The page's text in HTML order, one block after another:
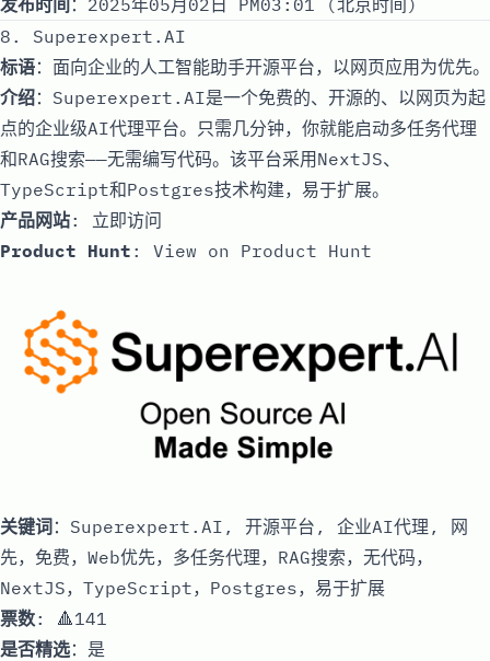
8. Superexpert.AI
标语：面向企业的人工智能助手开源平台，以网页应用为优先。
介绍：Superexpert.AI是一个免费的、开源的、以网页为起
点的企业级AI代理平台。只需几分钟，你就能启动多任务代理
和RAG搜索——无需编写代码。该平台采用NextJS、
TypeScript和Postgres技术构建，易于扩展。
产品网站: 立即访问
Product Hunt : View on Product Hunt
关键词：Superexpert.AI, 开源平台, 企业AI代理, 网
先，免费，Web优先，多任务代理，RAG搜索，无代码，
NextJS，TypeScript，Postgres，易于扩展
票数: 🔺141
是否精选：是